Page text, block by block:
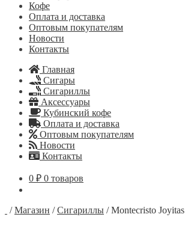
Кофе
Оплата и доставка
Оптовым покупателям
Новости
Контакты
Главная
Сигары
Сигариллы
Аксессуары
Кубинский кофе
Оплата и доставка
Оптовым покупателям
Новости
Контакты
0 ₽ 0 товаров
/Магазин /Сигариллы /Montecristo Joyitas